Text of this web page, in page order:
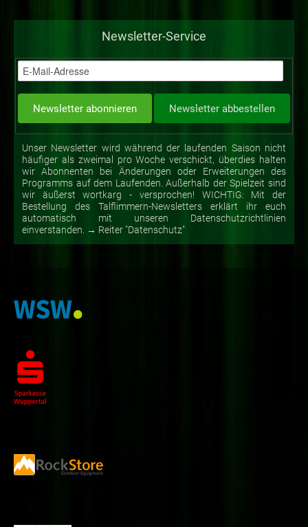
Newsletter-Service
Unser Newsletter wird während der laufenden Saison nicht
häufiger als zweimal pro Woche verschickt, überdies halten
wir Abonnenten bei Änderungen oder Erweiterungen des
Programms auf dem Laufenden. Außerhalb der Spielzeit sind
wir äußerst wortkarg - versprochen! WICHTIG: Mit der
Bestellung des Talflimmern-Newsletters erklärt ihr euch
automatisch mit unseren Datenschutzrichtlinien
einverstanden. → Reiter "Datenschutz"